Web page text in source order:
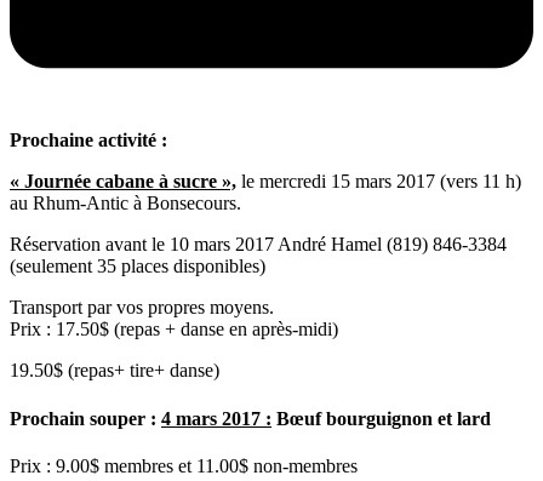
Prochaine activité :
« Journée cabane à sucre », le mercredi 15 mars 2017 (vers 11 h)
au Rhum-Antic à Bonsecours.
Réservation avant le 10 mars 2017 André Hamel (819) 846‑3384
(seulement 35 places disponibles)
Transport par vos propres moyens.
Prix : 17.50$ (repas + danse en après-midi)
19.50$ (repas+ tire+ danse)
Prochain souper : 4 mars 2017 : Bœuf bourguignon et lard
Prix : 9.00$ membres et 11.00$ non-membres